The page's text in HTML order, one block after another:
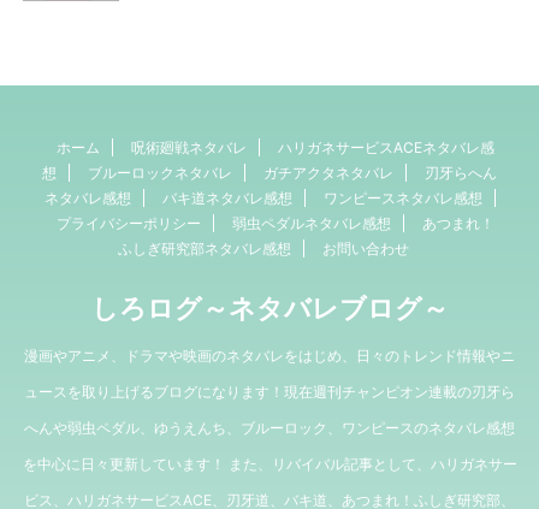
ホーム 呪術廻戦ネタバレ
ハリガネサービスACEネタバレ感
想
ブルーロックネタバレ ガチアクタネタバレ
刃牙らへん
ネタバレ感想
バキ道ネタバレ感想
ワンピースネタバレ感想
プライバシーポリシー
弱虫ペダルネタバレ感想
あつまれ！
ふしぎ研究部ネタバレ感想
お問い合わせ
しろログ～ネタバレブログ～
漫画やアニメ、ドラマや映画のネタバレをはじめ、日々のトレンド情報やニ
ュースを取り上げるブログになります！現在週刊チャンピオン連載の刃牙ら
へんや弱虫ペダル、ゆうえんち、ブルーロック、ワンピースのネタバレ感想
を中心に日々更新しています！ また、リバイバル記事として、ハリガネサー
ビス、ハリガネサービスACE、刃牙道、バキ道、あつまれ！ふしぎ研究部、